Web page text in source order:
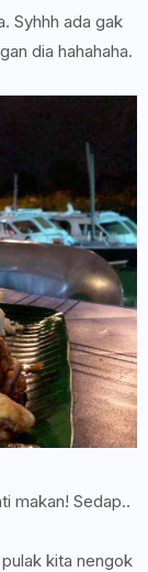
Syhhh ada gak
dia hahahaha.
makan! Sedap..
kita nengok